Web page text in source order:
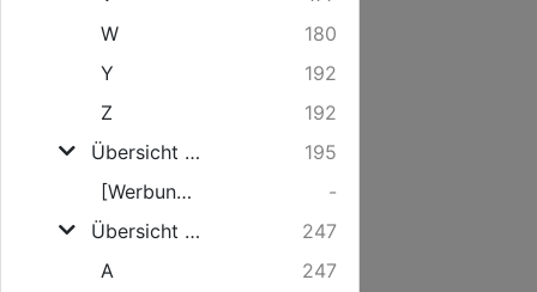
W
180
Y
192
Z
192
Übersicht der Geschäfts- und Gewerbetreibenden
195
[Werbung für Odol]
-
Übersicht der Straßen nach der laufenden Nummer der Häuser mit ihren Bewohnern
247
A
247